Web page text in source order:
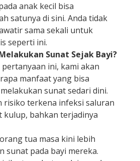
anak kecil bisa
satunya di sini. Anda tidak
sama sekali untuk
seperti ini.
Sunat Sejak Bayi?
ini, kami akan
manfaat yang bisa
sunat sedari dini.
risiko terkena infeksi saluran
kulup, bahkan terjadinya
tua masa kini lebih
sunat pada bayi mereka.